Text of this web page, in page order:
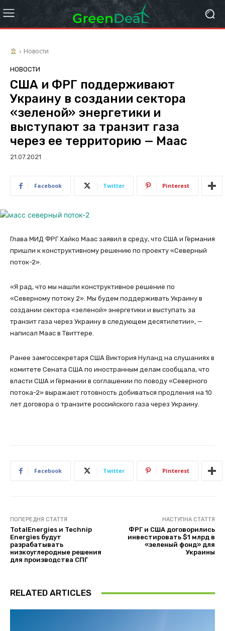
Новости
НОВОСТИ
США и ФРГ поддерживают
Украину в создании сектора
«зеленой» энергетики и
выступают за транзит газа
через ее территорию — Маас
21.07.2021
Facebook Twitter Pinterest
Глава МИД ФРГ Хайко Маас заявил в среду, что США и Германия
пришли к конструктивному решению по проекту «Северный
поток-2».
«Я рад, что мы нашли конструктивное решение по
«Северному потоку 2». Мы будем поддерживать Украину в
создании сектора «зеленой» энергетики и выступать за
транзит газа через Украину в следующем десятилетии», —
написал Маас в Твиттере.
Ранее замгоссекретаря США Виктория Нуланд на слушаниях в
комитете Сената США по иностранным делам сообщала, что
власти США и Германии в соглашении по поводу «Северного
потока-2» выражают готовность добиваться продления на 10
лет договора о транзите российского газа через Украину.
Facebook Twitter Pinterest
ПОПЕРЕДНЯ СТАТТЯ
TotalEnergies и Technip
Energies будут
разрабатывать
низкоуглеродные решения
для производства СПГ
НАСТУПНА СТАТТЯ
ФРГ и США договорились
инвестировать $1 млрд в
«зеленый фонд» для
Украины
RELATED ARTICLES